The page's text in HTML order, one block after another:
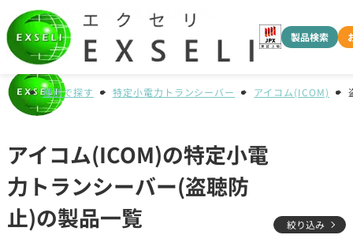
製品検索
種別で探す 特定小電力トランシーバー アイコム(ICOM)
アイコム(ICOM)の特定小電
力トランシーバー(盗聴防
止)の製品一覧
絞り込み